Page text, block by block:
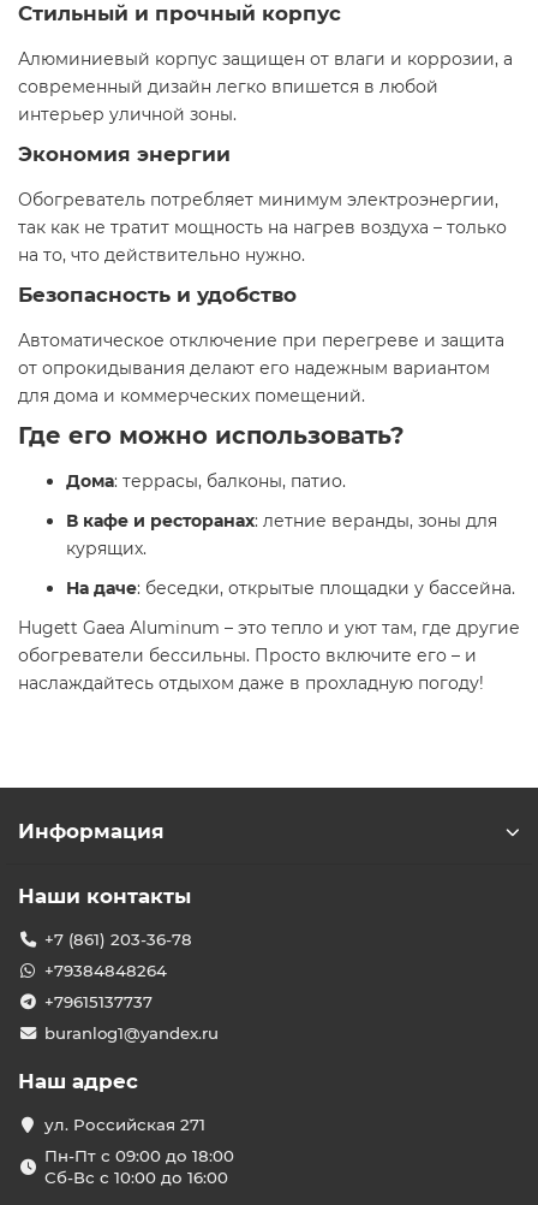
Стильный и прочный корпус
Алюминиевый корпус защищен от влаги и коррозии, а
современный дизайн легко впишется в любой
интерьер уличной зоны.
Экономия энергии
Обогреватель потребляет минимум электроэнергии,
так как не тратит мощность на нагрев воздуха – только
на то, что действительно нужно.
Безопасность и удобство
Автоматическое отключение при перегреве и защита
от опрокидывания делают его надежным вариантом
для дома и коммерческих помещений.
Где его можно использовать?
Дома: террасы, балконы, патио.
В кафе и ресторанах: летние веранды, зоны для
курящих.
На даче: беседки, открытые площадки у бассейна.
Hugett Gaea Aluminum – это тепло и уют там, где другие
обогреватели бессильны. Просто включите его – и
наслаждайтесь отдыхом даже в прохладную погоду!
Информация
Наши контакты
+7 (861) 203-36-78
+79384848264
+79615137737
buranlog1@yandex.ru
Наш адрес
ул. Российская 271
Пн-Пт с 09:00 до 18:00
Сб-Вс с 10:00 до 16:00